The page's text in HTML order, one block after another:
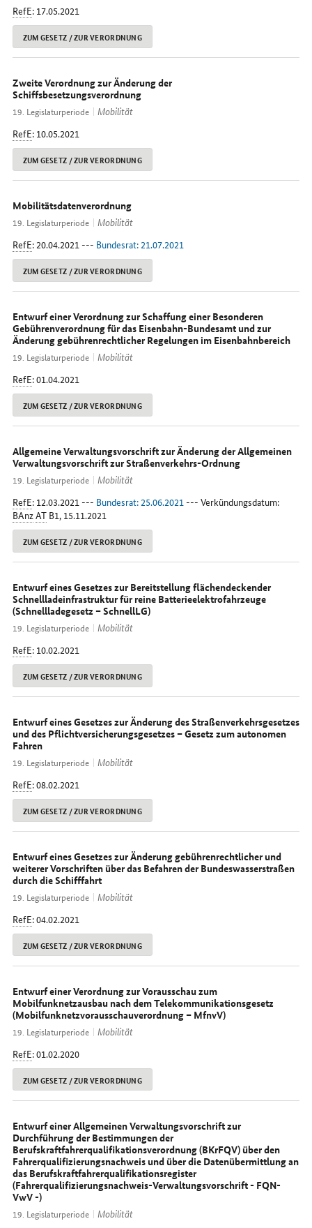
RefE: 17.05.2021
ZUM GESETZ / ZUR VERORDNUNG
Zweite Verordnung zur Änderung der
Schiffsbesetzungsverordnung
19. Legislaturperiode
Mobilität
RefE: 10.05.2021
ZUM GESETZ / ZUR VERORDNUNG
Mobilitätsdatenverordnung
19. Legislaturperiode
Mobilität
RefE: 20.04.2021 --- Bundesrat: 21.07.2021
ZUM GESETZ / ZUR VERORDNUNG
Entwurf einer Verordnung zur Schaffung einer Besonderen
Gebührenverordnung für das Eisenbahn-Bundesamt und zur
Änderung gebührenrechtlicher Regelungen im Eisenbahnbereich
19. Legislaturperiode
Mobilität
RefE: 01.04.2021
ZUM GESETZ / ZUR VERORDNUNG
Allgemeine Verwaltungsvorschrift zur Änderung der Allgemeinen
Verwaltungsvorschrift zur Straßenverkehrs-Ordnung
19. Legislaturperiode
Mobilität
RefE: 12.03.2021 --- Bundesrat: 25.06.2021--- Verkündungsdatum:
BAnzATB1, 15.11.2021
ZUM GESETZ / ZUR VERORDNUNG
Entwurf eines Gesetzes zur Bereitstellung flächendeckender
Schnellladeinfrastruktur für reine Batterieelektrofahrzeuge
(Schnellladegesetz – SchnellLG)
19. Legislaturperiode
Mobilität
RefE: 10.02.2021
ZUM GESETZ / ZUR VERORDNUNG
Entwurf eines Gesetzes zur Änderung des Straßenverkehrsgesetzes
und des Pflichtversicherungsgesetzes – Gesetz zum autonomen
Fahren
19. Legislaturperiode
Mobilität
RefE: 08.02.2021
ZUM GESETZ / ZUR VERORDNUNG
Entwurf eines Gesetzes zur Änderung gebührenrechtlicher und
weiterer Vorschriften über das Befahren der Bundeswasserstraßen
durch die Schifffahrt
19. Legislaturperiode
Mobilität
RefE: 04.02.2021
ZUM GESETZ / ZUR VERORDNUNG
Entwurf einer Verordnung zur Vorausschau zum
Mobilfunknetzausbau nach dem Telekommunikationsgesetz
(Mobilfunknetzvorausschauverordnung – MfnvV)
19. Legislaturperiode
Mobilität
RefE: 01.02.2020
ZUM GESETZ / ZUR VERORDNUNG
Entwurf einer Allgemeinen Verwaltungsvorschrift zur
Durchführung der Bestimmungen der
Berufskraftfahrerqualifikationsverordnung (BKrFQV) über den
Fahrerqualifizierungsnachweis und über die Datenübermittlung an
das Berufskraftfahrerqualifikationsregister
(Fahrerqualifizierungsnachweis-Verwaltungsvorschrift - FQN-
VwV -)
19. Legislaturperiode
Mobilität